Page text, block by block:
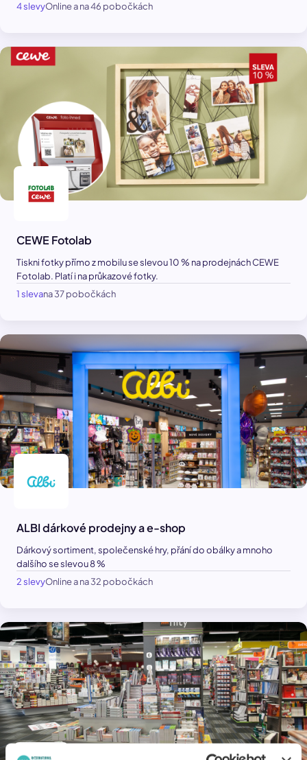
4 slevyOnline a na 46 pobočkách
CEWE Fotolab
Tiskni fotky přímo z mobilu se slevou 10 % na prodejnách CEWE
Fotolab. Platí i na průkazové fotky.
1 slevana 37 pobočkách
ALBI dárkové prodejny a e-shop
Dárkový sortiment, společenské hry, přání do obálky a mnoho
dalšího se slevou 8 %
2 slevyOnline a na 32 pobočkách